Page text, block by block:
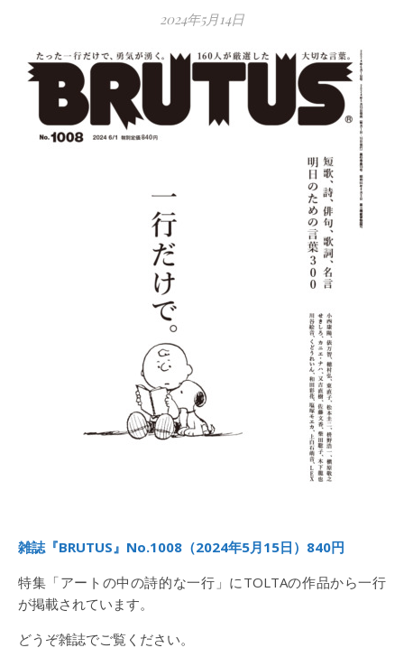
2024年5月14日
雑誌『BRUTUS』No.1008（2024年5月15日）840円
特集「アートの中の詩的な一行」にTOLTAの作品から一行
が掲載されています。
どうぞ雑誌でご覧ください。